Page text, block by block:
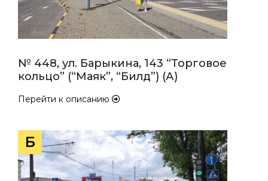
№ 448, ул. Барыкина, 143 “Торговое
кольцо” (“Маяк”, “Билд”) (А)
Перейти к описанию
Б